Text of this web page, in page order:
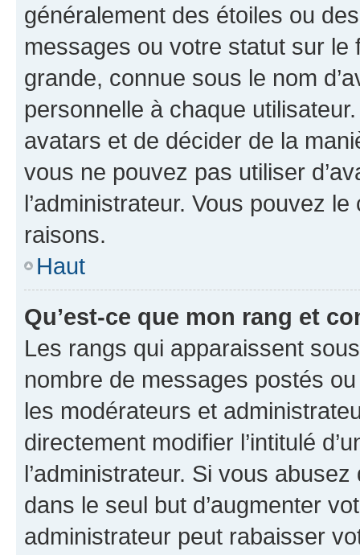
généralement des étoiles ou
messages ou votre statut sur
grande, connue sous le nom
personnelle à chaque utilisateur.
avatars et de décider de la
vous ne pouvez pas utiliser
l’administrateur. Vous pouvez
raisons.
Haut
Qu’est-ce que mon rang et
Les rangs qui apparaissent
nombre de messages postés
les modérateurs et
directement modifier l’intitulé
l’administrateur. Si vous
dans le seul but d’augmenter
administrateur peut rabaisser